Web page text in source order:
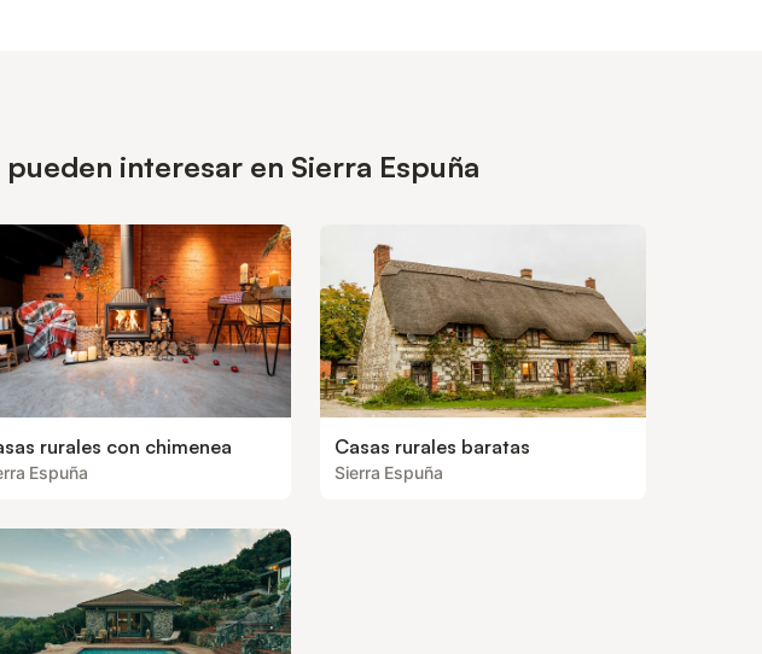
interesar en Sierra Espuña
rurales con chimenea
Espuña
Casas rurales baratas
Sierra Espuña